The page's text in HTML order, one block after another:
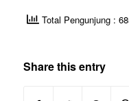
Total Pengunjung :
Share this entry